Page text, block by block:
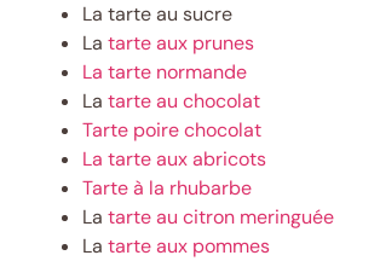
La tarte au sucre
La tarte aux prunes
La tarte normande
La tarte au chocolat
Tarte poire chocolat
La tarte aux abricots
Tarte à la rhubarbe
La tarte au citron meringuée
La tarte aux pommes